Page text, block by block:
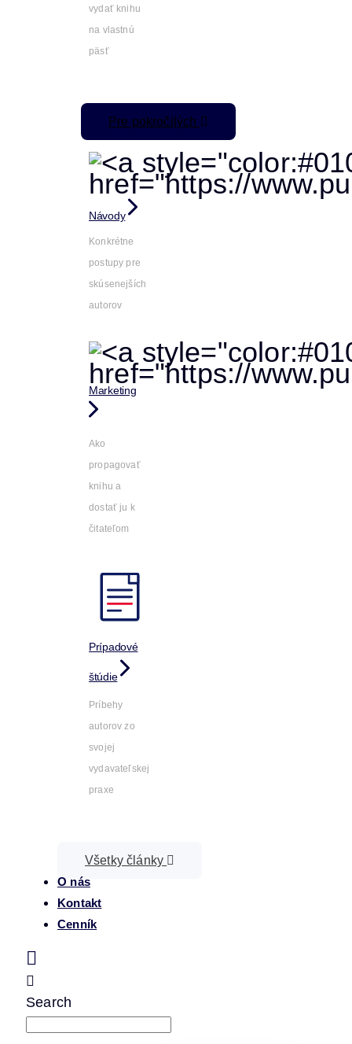
vydať knihu
na vlastnú
päsť
Pre pokročilých
Návody
Konkrétne
postupy pre
skúsenejších
autorov
Marketing
Ako
propagovať
knihu a
dostať ju k
čitateľom
Prípadové
štúdie
Príbehy
autorov zo
svojej
vydavateľskej
praxe
Všetky články
O nás
Kontakt
Cenník
Search